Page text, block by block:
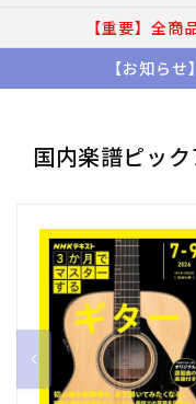
【重要】全商
【お知ら
国内楽譜ピッ